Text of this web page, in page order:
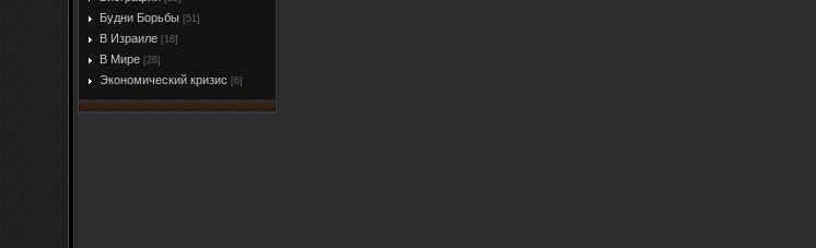
Будни Борьбы [51]
В Израиле [16]
В Мире [26]
Экономический кризис [6]